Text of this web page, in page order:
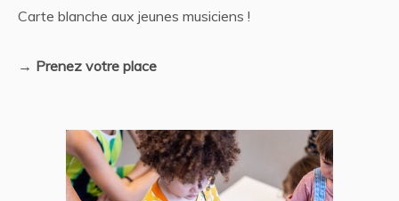
Carte blanche aux jeunes musiciens !
→ Prenez votre place